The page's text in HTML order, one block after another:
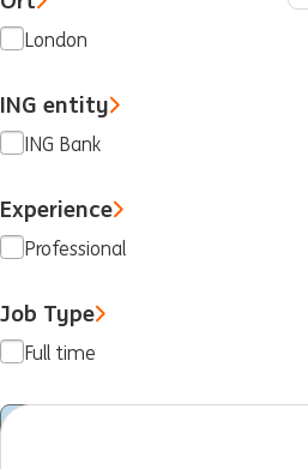
London
ING entity
ING Bank
Experience
Professional
Job Type
Full time